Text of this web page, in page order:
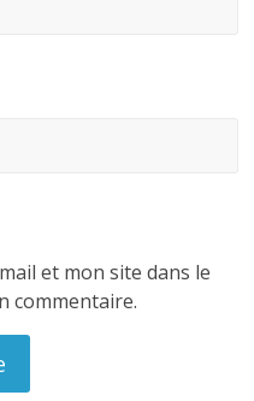
et mon site dans le
commentaire.